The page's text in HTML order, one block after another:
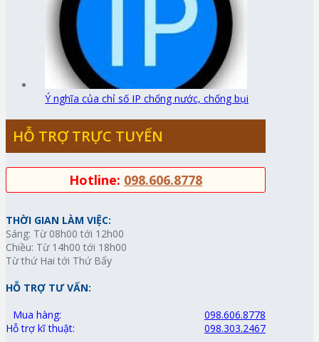
Ý nghĩa của chỉ số IP chống nước, chống bụi
HỖ TRỢ TRỰC TUYẾN
Hotline: 098.606.8778
THỜI GIAN LÀM VIỆC:
Sáng: Từ 08h00 tới 12h00
Chiều: Từ 14h00 tới 18h00
Từ thứ Hai tới Thứ Bẩy
HỖ TRỢ TƯ VẤN:
Mua hàng:
098.606.8778
Hỗ trợ kĩ thuật:
098.303.2467